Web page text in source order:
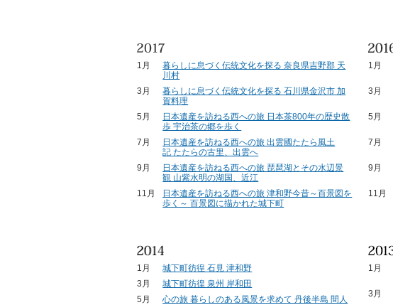
1月
暮らしに息づく伝統文化を探る 奈良県吉野郡 天
川村
3月
暮らしに息づく伝統文化を探る 石川県金沢市 加
賀料理
5月
日本遺産を訪ねる西への旅 日本茶800年の歴史散
歩 宇治茶の郷を歩く
7月
日本遺産を訪ねる西への旅 出雲國たたら風土
記 たたらの古里、出雲へ
9月
日本遺産を訪ねる西への旅 琵琶湖とその水辺景
観 山紫水明の湖国、近江
11月
日本遺産を訪ねる西への旅 津和野今昔～百景図を
歩く～ 百景図に描かれた城下町
1月
3月
5月
7月
9月
11月
1月
城下町彷徨 石見 津和野
3月
城下町彷徨 泉州 岸和田
5月
心の旅 暮らしのある風景を求めて 丹後半島 間人
1月
3月